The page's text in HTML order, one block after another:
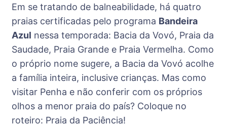
Em se tratando de balneabilidade, há quatro
praias certificadas pelo programa Bandeira
Azul nessa temporada: Bacia da Vovó, Praia da
Saudade, Praia Grande e Praia Vermelha. Como
o próprio nome sugere, a Bacia da Vovó acolhe
a família inteira, inclusive crianças. Mas como
visitar Penha e não conferir com os próprios
olhos a menor praia do país? Coloque no
roteiro: Praia da Paciência!